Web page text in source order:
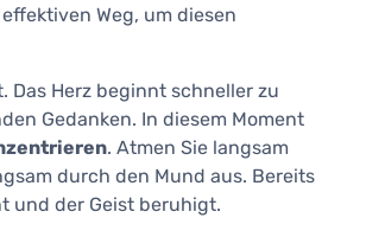
Weg, um diesen
Das Herz beginnt schneller zu
Gedanken. In diesem Moment
. Atmen Sie langsam
durch den Mund aus. Bereits
und der Geist beruhigt.